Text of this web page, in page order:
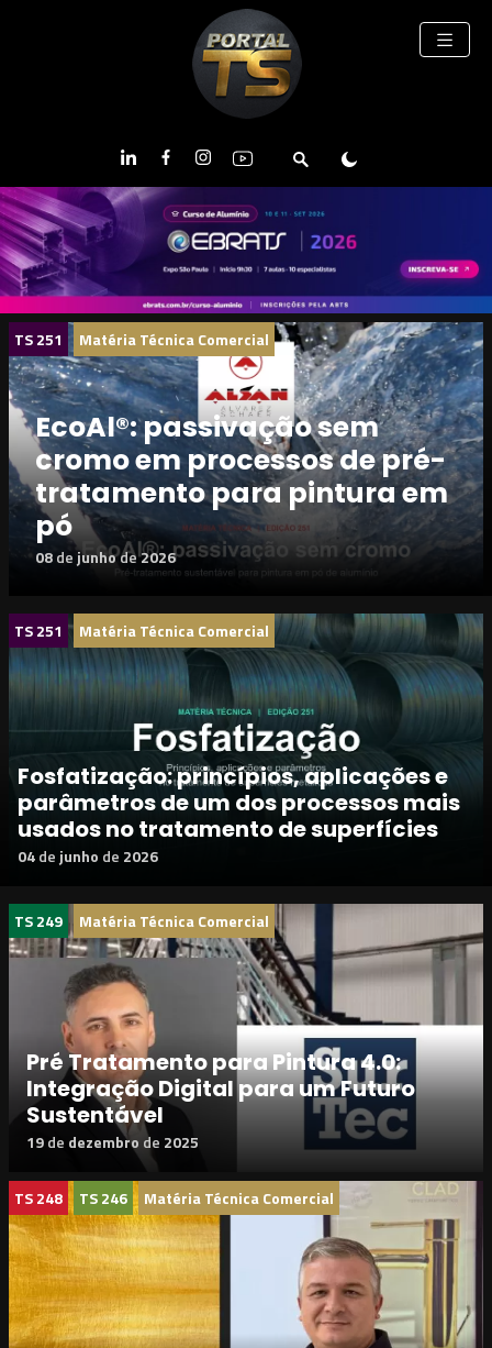
TS 251 Matéria Técnica Comercial
EcoAl®: passivação sem
cromo em processos de pré-
tratamento para pintura em
pó
08dejunhode2026
TS 251 Matéria Técnica Comercial
Fosfatização: princípios, aplicações e
parâmetros de um dos processos mais
usados no tratamento de superfícies
04dejunho de 2026
TS 249 Matéria Técnica Comercial
Pré Tratamento para Pintura 4.0:
Integração Digital para um Futuro
Sustentável
19de dezembro de 2025
TS 248 TS 246 Matéria Técnica Comercial